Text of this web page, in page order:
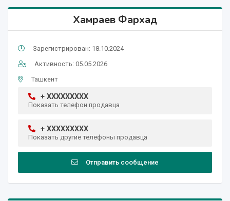
Хамраев Фархад
Зарегистрирован: 18.10.2024
Активность: 05.05.2026
Ташкент
+ XXXXXXXXX
Показать телефон продавца
+ XXXXXXXXX
Показать другие телефоны продавца
Отправить сообщение